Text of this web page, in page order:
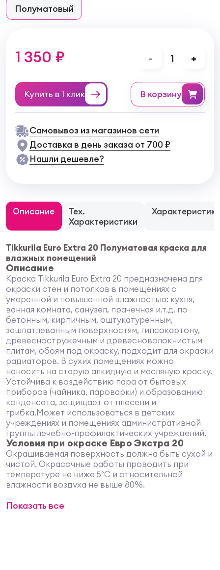
Полуматовый
1 350 ₽ - 1 +
Купить в 1 клик в корзину
Самовывоз из магазинов сети
Доставка в день заказа от 700 ₽
Нашли дешевле?
Описание
Тех.
Характеристики
Характеристики
Tikkurila Euro Extra 20 Полуматовая краска для
влажных помещений
Описание
Краска Tikkurila Euro Extra 20 предназначена для
окраски стен и потолков в помещениях с
умеренной и повышенной влажностью: кухня,
ванная комната, санузел, прачечная и.т.д. по
бетонным, кирпичным, оштукатуренным,
зашпатлеванным поверхностям, гипсокартону,
древесностружечным и древесноволокнистым
плитам, обоям под окраску, подходит для окраски
радиаторов. В сухих помещениях можно
наносить на старую алкидную и масляную краску.
Устойчива к воздействию пара от бытовых
приборов (чайника, пароварки) и образованию
конденсата, защищает от плесени и
грибка.Может использоваться в детских
учреждениях и помещениях административной
группы лечебно-профилактических учреждений.
Условия при окраске Евро Экстра 20
Окрашиваемая поверхность должна быть сухой и
чистой. Окрасочные работы проводить при
температуре не ниже 5°С и относительной
влажности воздуха не выше 80%.
При необходимости разбавить водой: не более
Показать все